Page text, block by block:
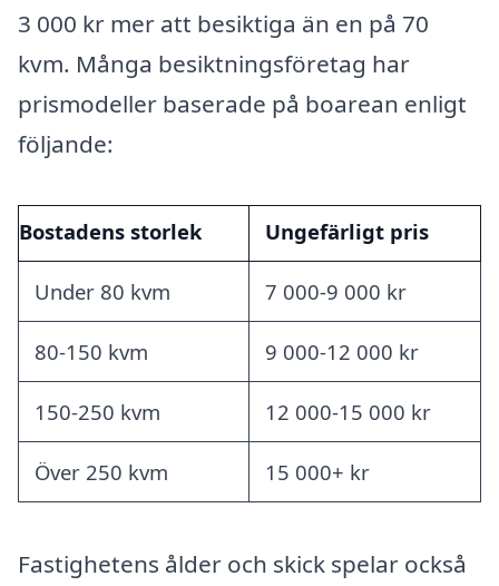
3 000 kr mer att besiktiga än en på 70
kvm. Många besiktningsföretag har
prismodeller baserade på boarean enligt
följande:
Bostadens storlek Ungefärligt pris
Under 80 kvm 7 000-9 000 kr
80-150 kvm 9 000-12 000 kr
150-250 kvm 12 000-15 000 kr
Över 250 kvm 15 000+ kr
Fastighetens ålder och skick spelar också